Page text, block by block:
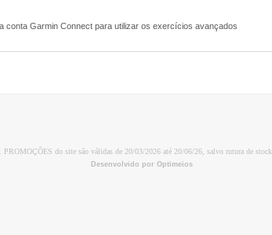
conta Garmin Connect para utilizar os exercícios avançados
PROMOÇÕES do site são válidas de 20/03/2026 até 20/06/26, salvo rutura de stock.
Desenvolvido por Optimeios